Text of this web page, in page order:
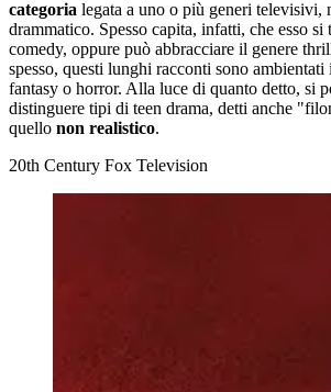
categoria legata a uno o più generi televisivi,
drammatico. Spesso capita, infatti, che esso si
comedy, oppure può abbracciare il genere
spesso, questi lunghi racconti sono ambientati
fantasy o horror. Alla luce di quanto detto, si
distinguere tipi di teen drama, detti anche
quello non realistico.
20th Century Fox Television